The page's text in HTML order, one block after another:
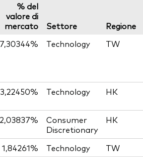
% del
valore di
mercato
Settore
Regione
Technology TW
3,22450% Technology HK
2,03837%
Consumer
Discretionary
HK
1,84261% Technology
TW